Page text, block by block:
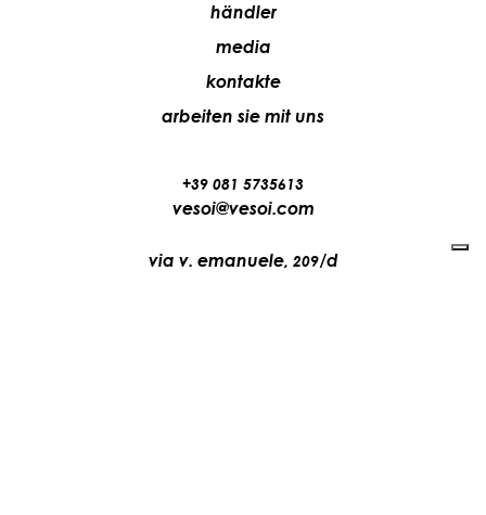
händler
media
kontakte
arbeiten sie mit uns
+39 081 5735613
vesoi@vesoi.com
via v. emanuele, 209/d